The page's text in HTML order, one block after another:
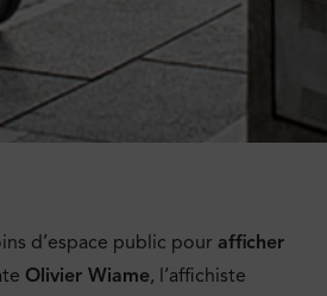
d’espace public pour afficher
Olivier Wiame, l’affichiste